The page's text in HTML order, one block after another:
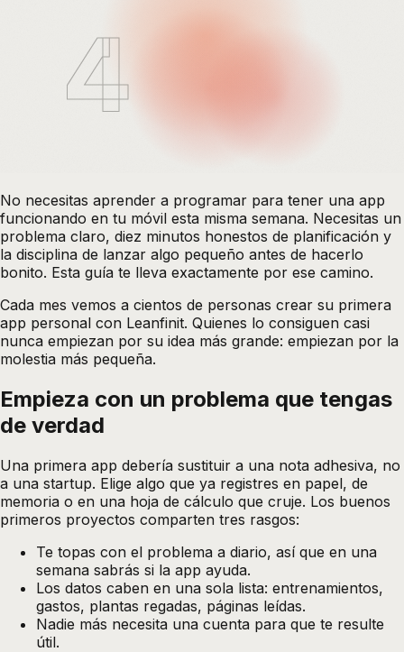
4
No necesitas aprender a programar para tener una app
funcionando en tu móvil esta misma semana. Necesitas un
problema claro, diez minutos honestos de planificación y
la disciplina de lanzar algo pequeño antes de hacerlo
bonito. Esta guía te lleva exactamente por ese camino.
Cada mes vemos a cientos de personas crear su primera
app personal con Leanfinit. Quienes lo consiguen casi
nunca empiezan por su idea más grande: empiezan por la
molestia más pequeña.
Empieza con un problema que tengas
de verdad
Una primera app debería sustituir a una nota adhesiva, no
a una startup. Elige algo que ya registres en papel, de
memoria o en una hoja de cálculo que cruje. Los buenos
primeros proyectos comparten tres rasgos:
Te topas con el problema a diario, así que en una
semana sabrás si la app ayuda.
Los datos caben en una sola lista: entrenamientos,
gastos, plantas regadas, páginas leídas.
Nadie más necesita una cuenta para que te resulte
útil.